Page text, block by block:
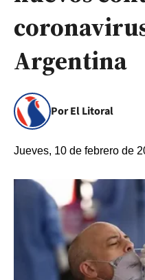
Argentina
Por El Litoral
Jueves, 10 de febrero de